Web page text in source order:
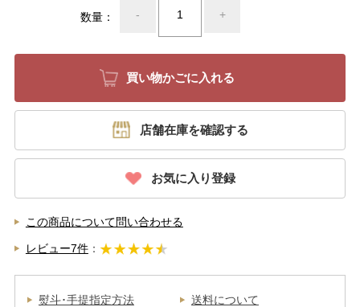
数量： - +
お気に入り登録
店舗在庫を確認する
この商品について問い合わせる
レビュー7件：
熨斗･手提指定方法 送料について